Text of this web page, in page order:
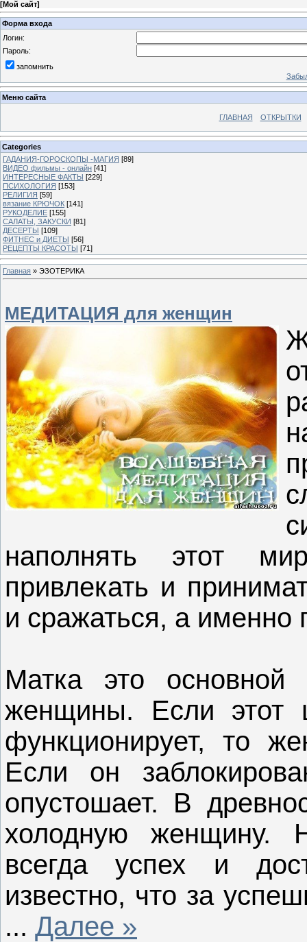
[Мой сайт]
Форма входа
Логин:
Пароль:
запомнить
Меню сайта
ГЛАВНАЯ ОТКРЫТКИ
Categories
ГАДАНИЯ-ГОРОСКОПЫ -МАГИЯ [89]
ВИДЕО фильмы - онлайн [41]
ИНТЕРЕСНЫЕ ФАКТЫ [229]
ПСИХОЛОГИЯ [153]
РЕЛИГИЯ [59]
вязание КРЮЧОК [141]
РУКОДЕЛИЕ [155]
САЛАТЫ, ЗАКУСКИ [81]
ДЕСЕРТЫ [109]
ФИТНЕС и ДИЕТЫ [56]
РЕЦЕПТЫ КРАСОТЫ [71]
Главная » ЭЗОТЕРИКА
МЕДИТАЦИЯ для женщин
наполнять этот
привлекать и
и сражаться, а именно
Матка это основной
женщины. Если этот
функционирует, то
Если он
опустошает. В
холодную женщину.
всегда успех и
известно, что за
... Далее »